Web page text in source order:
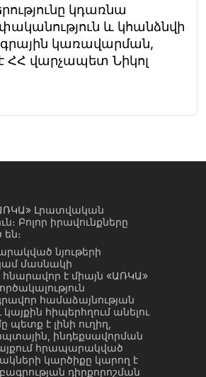
կդառնա
և կհանձնվի
կառավարման,
ՀՀ վարչապետ Նիկոլ
Լրատվական
Բոլոր իրավունքները
նյութերի
մասնակի
է միայն «ԱՌԿԱ»
համաձայնության
հիպերհղում անելու
պետք է լինի ուղիղ,
ինդեքսավորման
հրապարակված
կարծիքը կարող է
դիրքորոշման